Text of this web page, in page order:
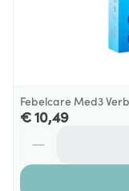
Febelcare Med3
€ 10,49